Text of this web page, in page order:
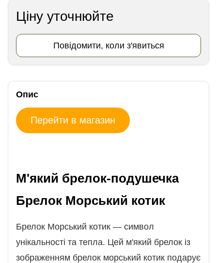
Ціну уточнюйте
Повідомити, коли з'явиться
Опис
Перейти в магазин
М'який брелок-подушечка
Брелок Морський котик
Брелок Морський котик — символ
унікальності та тепла. Цей м'який брелок із
зображенням брелок морський котик подарує